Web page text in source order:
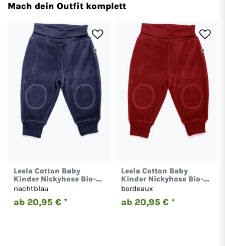
Mach dein Outfit komplett
Leela Cotton Baby
Kinder Nickyhose Bio-
Baumwolle Hose 2157
nachtblau
ab 20,95 € *
Leela Cotton Baby
Kinder Nickyhose Bio-
Baumwolle Hose 2157
bordeaux
ab 20,95 € *